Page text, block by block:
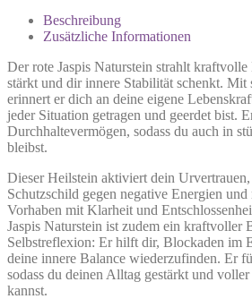
Beschreibung
Zusätzliche Informationen
Der rote Jaspis Naturstein strahlt kraftvolle
stärkt und dir innere Stabilität schenkt. Mit
erinnert er dich an deine eigene
jeder Situation getragen und geerdet bist.
Durchhaltevermögen, sodass du auch in
bleibst.
Dieser Heilstein aktiviert dein
Schutzschild gegen negative Energien
Vorhaben mit Klarheit und
Jaspis Naturstein ist zudem ein kraftvoller
Selbstreflexion: Er hilft dir, Blockaden im
deine innere Balance wiederzufinden. Er
sodass du deinen Alltag gestärkt und voller
kannst.